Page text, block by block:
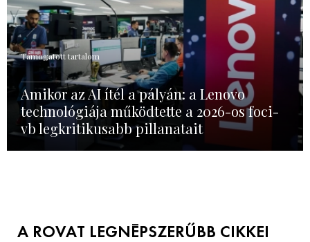
Támogatott tartalom
Amikor az AI ítél a pályán: a Lenovo
technológiája működtette a 2026-os foci-
vb legkritikusabb pillanatait
A ROVAT LEGNÉPSZERŰBB CIKKEI